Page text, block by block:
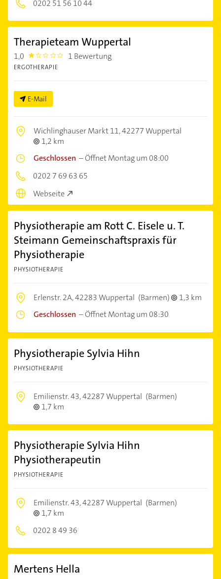
0202 51 56 10 44
Therapieteam Wuppertal
1,0 1.0 1 Bewertung
ERGOTHERAPIE
E-Mail
Wichlinghauser Markt 11,42277 Wuppertal
1,2 km
Geschlossen –Öffnet Montag um 08:00
0202 7 69 63 65
Webseite
Physiotherapie am Rott C. Eisele u. T.
Steimann Gemeinschaftspraxis für
Physiotherapie
PHYSIOTHERAPIE
Erlenstr. 2A,42283 Wuppertal (Barmen)
1,3 km
Geschlossen –Öffnet Montag um 08:30
Physiotherapie Sylvia Hihn
PHYSIOTHERAPIE
Emilienstr. 43,42287 Wuppertal (Barmen)
1,7 km
Physiotherapie Sylvia Hihn
Physiotherapeutin
PHYSIOTHERAPIE
Emilienstr. 43,42287 Wuppertal (Barmen)
1,7 km
0202 8 49 36
Mertens Hella